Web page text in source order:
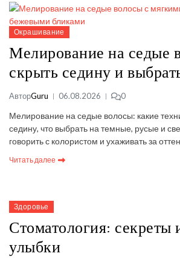
Окрашивание
Мелирование на седые
скрыть седину и
АвторGuru 06.08.2026 0
Мелирование на седые волосы: какие
седину, что выбрать на темные, русые и
говорить с колористом и ухаживать за
Читать далее
Здоровье
Стоматология: секреты
улыбки